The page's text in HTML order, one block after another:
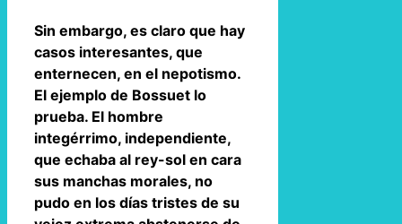
Sin embargo, es claro que hay
casos interesantes, que
enternecen, en el nepotismo.
El ejemplo de Bossuet lo
prueba. El hombre
integérrimo, independiente,
que echaba al rey-sol en cara
sus manchas morales, no
pudo en los días tristes de su